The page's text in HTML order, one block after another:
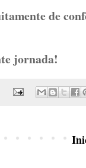
de
jornada!